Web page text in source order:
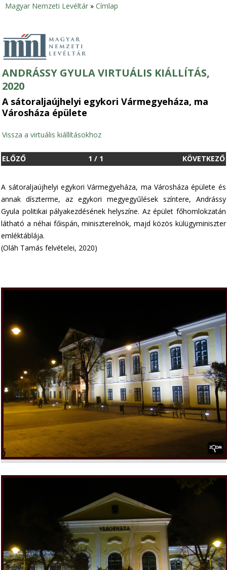
Jelenlegi
hely
Magyar Nemzeti Levéltár » Címlap
ANDRÁSSY GYULA VIRTUÁLIS KIÁLLÍTÁS,
2020
A sátoraljaújhelyi egykori Vármegyeháza, ma
Városháza épülete
Vissza a virtuális kiállításokhoz
ELŐZŐ KÖVETKEZŐ
1 / 1
A sátoraljaújhelyi egykori Vármegyeháza, ma Városháza épülete és
annak díszterme, az egykori megyegyűlések színtere, Andrássy
Gyula politikai pályakezdésének helyszíne. Az épület főhomlokzatán
látható a néhai főispán, miniszterelnök, majd közös külügyminiszter
emléktáblája.
(Oláh Tamás felvételei, 2020)